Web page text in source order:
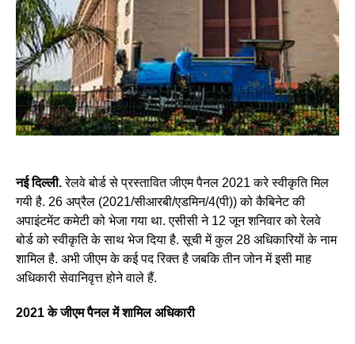
नई दिल्ली.रेलवे बोर्ड से प्रस्तावित जीएम पैनल 2021 करे स्वीकृति मिल
गयी है. 26 अप्रैल (2021/सीआरबी/एडमिन/4(पी)) को कैबिनेट की
अपाइंटमेंट कमेटी को भेजा गया था. एसीसी ने 12 जून शनिवार को रेलवे
बोर्ड को स्वीकृति के साथ भेज दिया है. सूची में कुल 28 अधिकारियों के नाम
शामिल है. अभी जीएम के कई पद रिक्त है जबकि तीन जोन में इसी माह
अधिकारी सेवानिवृत्त होने वाले हैं.
2021 के जीएम पैनल में शामिल अधिकारी